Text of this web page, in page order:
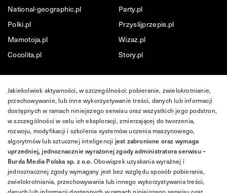
National-geographic.pl
Party.pl
Polki.pl
Przyslijprzepis.pl
Mamotoja.pl
Wizaz.pl
Cocolita.pl
Story.pl
Jakiekolwiek aktywności, w szczególności: pobieranie, zwielokrotnianie,
przechowywanie, lub inne wykorzystywanie treści, danych lub informacji
dostępnych w ramach niniejszego serwisu oraz wszystkich jego podstron,
w szczególności w celu ich eksploracji, zmierzającej do tworzenia,
rozwoju, modyfikacji i szkolenia systemów uczenia maszynowego,
algorytmów lub sztucznej inteligencji jest zabronione oraz wymaga
uprzedniej, jednoznacznie wyrażonej zgody administratora serwisu –
Burda Media Polska sp. z o.o.Obowiązek uzyskania wyraźnej i
jednoznacznej zgody wymagany jest bez względu sposób pobierania,
zwielokrotniania, przechowywania lub innego wykorzystywania treści,